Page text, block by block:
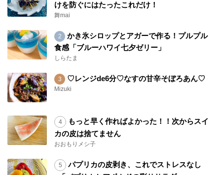
けを防ぐにはたったこれだけ！
舞mai
かき氷シロップとアガーで作る！プルプル
食感「ブルーハワイ七夕ゼリー」
しらたま
♡レンジde6分♡なすの甘辛そぼろあん♡
Mizuki
もっと早く作ればよかった！！次からスイ
カの皮は捨てません
おおもりメシ子
パプリカの皮剥き、これでストレスなし